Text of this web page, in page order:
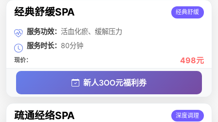
经典舒缓SPA 经典舒缓
服务功效： 活血化瘀、缓解压力
服务时长： 80分钟
现价： 498元
新人3OO元福利券
疏通经络SPA 深度调理